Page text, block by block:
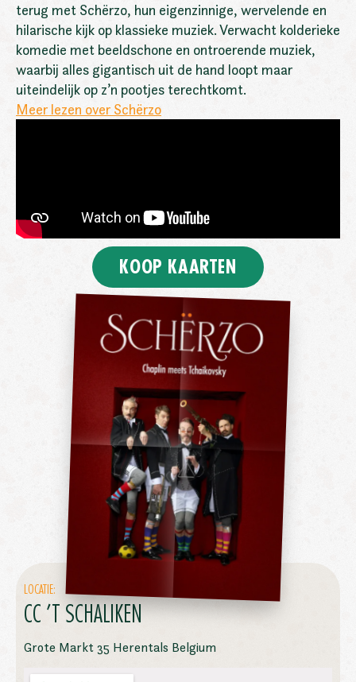
terug met Schërzo, hun eigenzinnige, wervelende en
hilarische kijk op klassieke muziek. Verwacht kolderieke
komedie met beeldschone en ontroerende muziek,
waarbij alles gigantisch uit de hand loopt maar
uiteindelijk op z’n pootjes terechtkomt.
Meer lezen over Schërzo
KOOP KAARTEN
LOCATIE:
CC ’T SCHALIKEN
Grote Markt 35 Herentals Belgium